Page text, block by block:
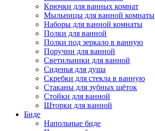
Крючки для ванных комнат
Мыльницы для ванной комнаты
Наборы для ванной комнаты
Полки для ванной
Полки под зеркало в ванную
Поручни для ванной
Светильники для ванной
Сиденья для душа
Скребки для стекла в ванную
Стаканы для зубных щёток
Стойки для ванной
Шторки для ванной
Биде
Напольные биде